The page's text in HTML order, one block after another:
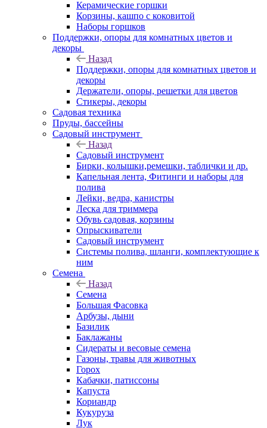
Керамические горшки
Корзины, кашпо с коковитой
Наборы горшков
Поддержки, опоры для комнатных цветов и
декоры
Назад
Поддержки, опоры для комнатных цветов и
декоры
Держатели, опоры, решетки для цветов
Стикеры, декоры
Садовая техника
Пруды, бассейны
Садовый инструмент
Назад
Садовый инструмент
Бирки, колышки,ремешки, таблички и др.
Капельная лента, Фитинги и наборы для
полива
Лейки, ведра, канистры
Леска для триммера
Обувь садовая, корзины
Опрыскиватели
Садовый инструмент
Системы полива, шланги, комплектующие к
ним
Семена
Назад
Семена
Большая Фасовка
Арбузы, дыни
Базилик
Баклажаны
Сидераты и весовые семена
Газоны, травы для животных
Горох
Кабачки, патиссоны
Капуста
Кориандр
Кукуруза
Лук